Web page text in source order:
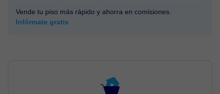
Vende tu piso más rápido y ahorra en comisiones.
Infórmate gratis